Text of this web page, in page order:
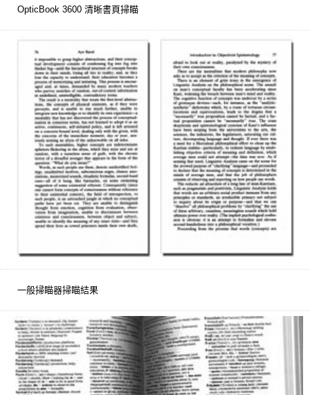
OpticBook 3600 清晰書頁掃瞄
一般掃瞄器掃瞄結果